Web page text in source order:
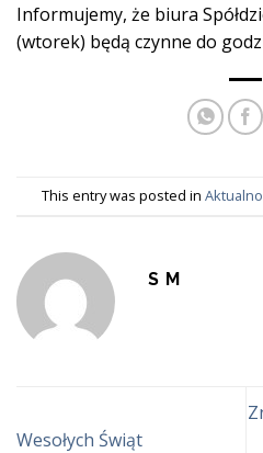
Informujemy, że biura
(wtorek) będą czynne do
This entry was posted in
S M
Wesołych Świąt